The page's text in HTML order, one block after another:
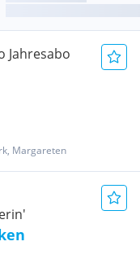
Jahresabo
Margareten